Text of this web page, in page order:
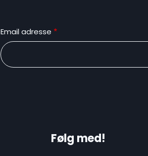
Email adresse
Følg med!